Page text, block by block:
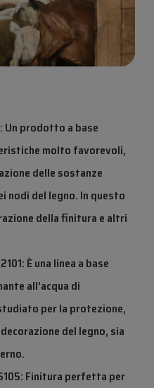
Un prodotto a base
molto favorevoli,
delle sostanze
nodi del legno. In questo
della finitura e altri
È una linea a base
all’acqua di
per la protezione,
del legno, sia
Finitura perfetta per